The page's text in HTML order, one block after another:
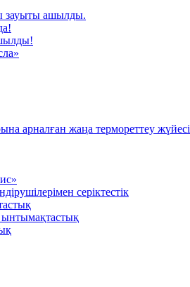
зауыты ашылды.
арналған жаңа термореттеу жүйесі
серіктестік